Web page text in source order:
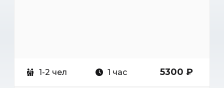
1-2 чел 1 час 5300 ₽